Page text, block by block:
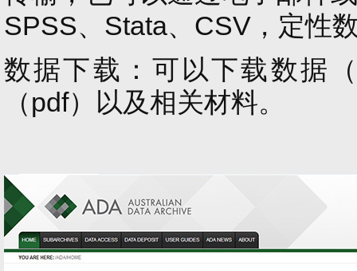
SPSS、Stata、CSV，定性
数据下载：可以下载数据
（pdf）以及相关材料。